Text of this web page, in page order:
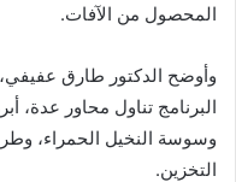
المحصول من الآفات.
وأوضح الدكتور طارق عفيفي،
البرنامج تناول محاور عدة،
وسوسة النخيل الحمراء،
التخزين.